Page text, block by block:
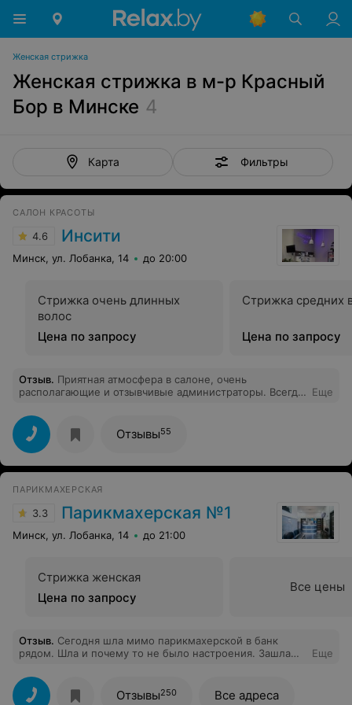
Женская стрижка
Женская стрижка в м-р Красный
Бор в Минске 4
Карта Фильтры
САЛОН КРАСОТЫ
4.6 Инсити
Минск, ул. Лобанка, 14 до 20:00
Стрижка очень длинных
волос
Цена по запросу
Стрижка средних
Цена по запросу
Отзыв. Приятная атмосфера в салоне, очень
располагающие и отзывчивые администраторы. Всегда
мастером по волосам - Викторией. На мои длинные
волосы попросила сделать легкую круговую стрижку и
небольшую челку у лица. Показала референс, мастер
прекрасно сделал свою работу и удовлетворил все
мои пожелания) Очень рекомендую
Еще
Отзывы55
ПАРИКМАХЕРСКАЯ
3.3 Парикмахерская №1
Минск, ул. Лобанка, 14 до 21:00
Стрижка женская
Цена по запросу
Все цены
Отзыв. Сегодня шла мимо парикмахерской в банк
рядом. Шла и почему то не было настроения. Зашла
свободное место к мастеру Юлии Удовской.
Попросила каре и уложить феном. У мастера хорошее
Еще
Отзывы250 Все адреса